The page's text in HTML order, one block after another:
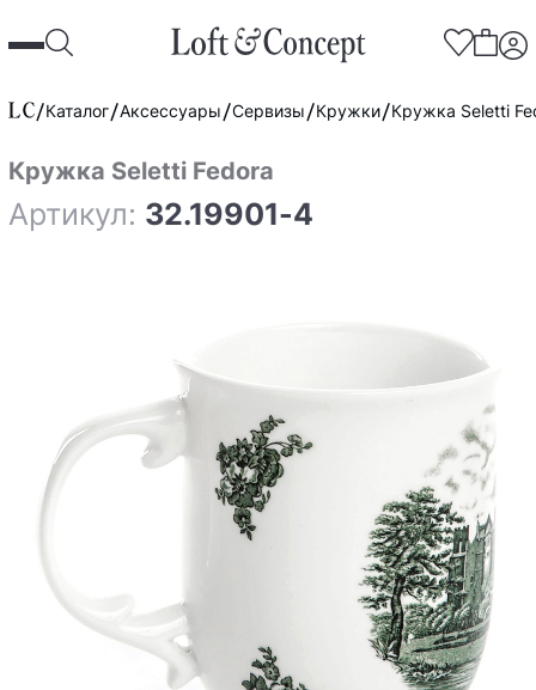
Каталог Аксессуары Сервизы Кружки Кружка Seletti
Кружка Seletti Fedora
Артикул: 32.19901-4